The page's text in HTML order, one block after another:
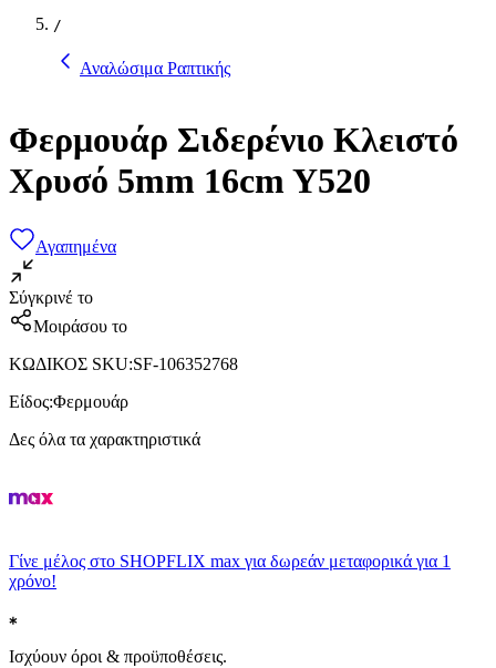
/
Αναλώσιμα Ραπτικής
Φερμουάρ Σιδερένιο Κλειστό
Χρυσό 5mm 16cm Y520
Αγαπημένα
Σύγκρινέ το
Μοιράσου το
ΚΩΔΙΚΟΣ SKU:SF-106352768
Είδος:Φερμουάρ
Δες όλα τα χαρακτηριστικά
Γίνε μέλος στο SHOPFLIX max για δωρεάν μεταφορικά για 1
χρόνο!
Ισχύουν όροι & προϋποθέσεις.